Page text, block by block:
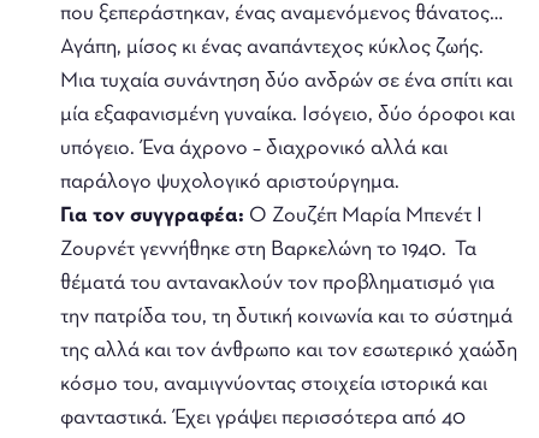
που ξεπεράστηκαν, ένας αναμενόμενος θάνατος…
Αγάπη, μίσος κι ένας αναπάντεχος κύκλος ζωής.
Μια τυχαία συνάντηση δύο ανδρών σε ένα σπίτι και
μία εξαφανισμένη γυναίκα. Iσόγειο, δύο όροφοι και
υπόγειο. Ένα άχρονο – διαχρονικό αλλά και
παράλογο ψυχολογικό αριστούργημα.
Για τον συγγραφέα: Ο Ζουζέπ Μαρία Μπενέτ Ι
Ζουρνέτ γεννήθηκε στη Βαρκελώνη το 1940. Τα
θέματά του αντανακλούν τον προβληματισμό για
την πατρίδα του, τη δυτική κοινωνία και το σύστημά
της αλλά και τον άνθρωπο και τον εσωτερικό χαώδη
κόσμο του, αναμιγνύοντας στοιχεία ιστορικά και
φανταστικά. Έχει γράψει περισσότερα από 40